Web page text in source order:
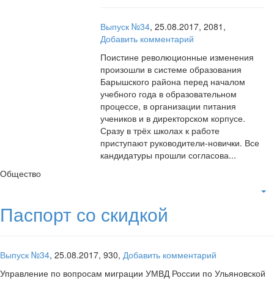
Выпуск №34, 25.08.2017, 2081,
Добавить комментарий
Поистине революционные изменения
произошли в системе образования
Барышского района перед началом
учебного года в образовательном
процессе, в организации питания
учеников и в директорском корпусе.
Сразу в трёх школах к работе
приступают руководители-новички. Все
кандидатуры прошли согласова...
Общество
Паспорт со скидкой
Выпуск №34, 25.08.2017, 930, Добавить комментарий
Управление по вопросам миграции УМВД России по Ульяновской